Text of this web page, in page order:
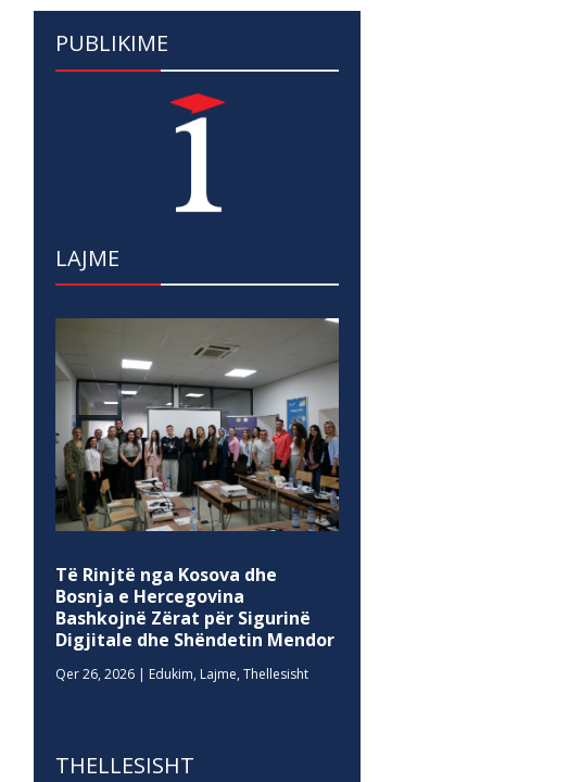
PUBLIKIME
LAJME
Të Rinjtë nga Kosova dhe
Bosnja e Hercegovina
Bashkojnë Zërat për Sigurinë
Digjitale dhe Shëndetin Mendor
Qer 26, 2026 | Edukim, Lajme,Thellesisht
THELLESISHT